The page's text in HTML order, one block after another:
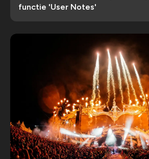
functie 'User Notes'